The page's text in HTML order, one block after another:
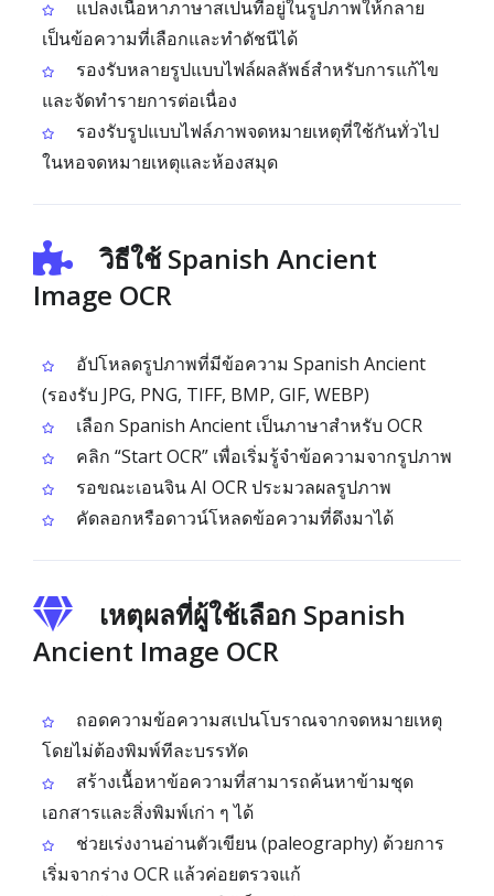
แปลงเนื้อหาภาษาสเปนที่อยู่ในรูปภาพให้กลาย
เป็นข้อความที่เลือกและทำดัชนีได้
รองรับหลายรูปแบบไฟล์ผลลัพธ์สำหรับการแก้ไข
และจัดทำรายการต่อเนื่อง
รองรับรูปแบบไฟล์ภาพจดหมายเหตุที่ใช้กันทั่วไป
ในหอจดหมายเหตุและห้องสมุด
วิธีใช้ Spanish Ancient
Image OCR
อัปโหลดรูปภาพที่มีข้อความ Spanish Ancient
(รองรับ JPG, PNG, TIFF, BMP, GIF, WEBP)
เลือก Spanish Ancient เป็นภาษาสำหรับ OCR
คลิก “Start OCR” เพื่อเริ่มรู้จำข้อความจากรูปภาพ
รอขณะเอนจิน AI OCR ประมวลผลรูปภาพ
คัดลอกหรือดาวน์โหลดข้อความที่ดึงมาได้
เหตุผลที่ผู้ใช้เลือก Spanish
Ancient Image OCR
ถอดความข้อความสเปนโบราณจากจดหมายเหตุ
โดยไม่ต้องพิมพ์ทีละบรรทัด
สร้างเนื้อหาข้อความที่สามารถค้นหาข้ามชุด
เอกสารและสิ่งพิมพ์เก่า ๆ ได้
ช่วยเร่งงานอ่านตัวเขียน (paleography) ด้วยการ
เริ่มจากร่าง OCR แล้วค่อยตรวจแก้